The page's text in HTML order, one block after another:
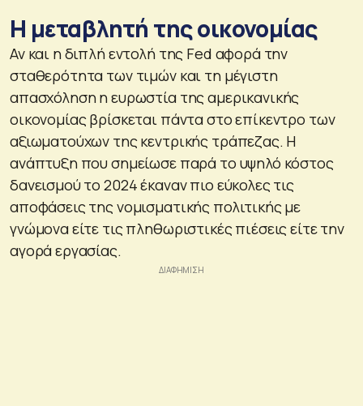
Η μεταβλητή της οικονομίας
Αν και η διπλή εντολή της Fed αφορά την
σταθερότητα των τιμών και τη μέγιστη
απασχόληση η ευρωστία της αμερικανικής
οικονομίας βρίσκεται πάντα στο επίκεντρο των
αξιωματούχων της κεντρικής τράπεζας. Η
ανάπτυξη που σημείωσε παρά το υψηλό κόστος
δανεισμού το 2024 έκαναν πιο εύκολες τις
αποφάσεις της νομισματικής πολιτικής με
γνώμονα είτε τις πληθωριστικές πιέσεις είτε την
αγορά εργασίας.